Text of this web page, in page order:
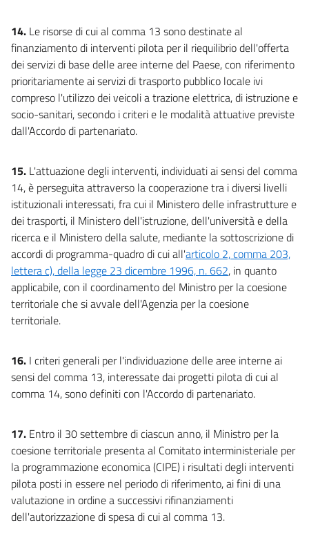
14. Le risorse di cui al comma 13 sono destinate al
finanziamento di interventi pilota per il riequilibrio dell'offerta
dei servizi di base delle aree interne del Paese, con riferimento
prioritariamente ai servizi di trasporto pubblico locale ivi
compreso l'utilizzo dei veicoli a trazione elettrica, di istruzione e
socio-sanitari, secondo i criteri e le modalità attuative previste
dall'Accordo di partenariato.
15. L'attuazione degli interventi, individuati ai sensi del comma
14, è perseguita attraverso la cooperazione tra i diversi livelli
istituzionali interessati, fra cui il Ministero delle infrastrutture e
dei trasporti, il Ministero dell'istruzione, dell'università e della
ricerca e il Ministero della salute, mediante la sottoscrizione di
accordi di programma-quadro di cui all'articolo 2, comma 203,
lettera c), della legge 23 dicembre 1996, n. 662, in quanto
applicabile, con il coordinamento del Ministro per la coesione
territoriale che si avvale dell'Agenzia per la coesione
territoriale.
16. I criteri generali per l'individuazione delle aree interne ai
sensi del comma 13, interessate dai progetti pilota di cui al
comma 14, sono definiti con l'Accordo di partenariato.
17. Entro il 30 settembre di ciascun anno, il Ministro per la
coesione territoriale presenta al Comitato interministeriale per
la programmazione economica (CIPE) i risultati degli interventi
pilota posti in essere nel periodo di riferimento, ai fini di una
valutazione in ordine a successivi rifinanziamenti
dell'autorizzazione di spesa di cui al comma 13.